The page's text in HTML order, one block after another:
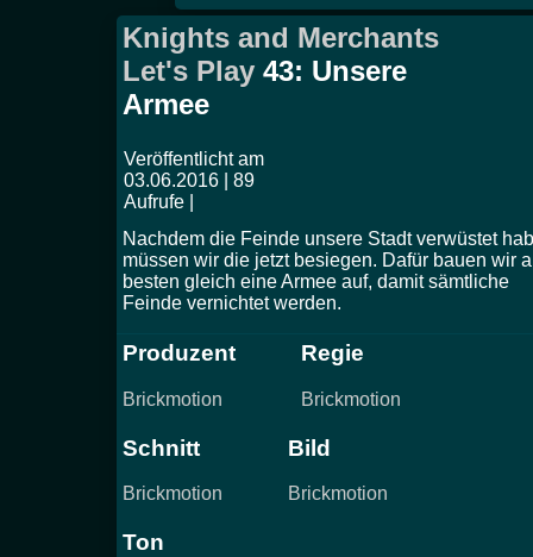
Knights and Merchants
Let's Play 43: Unsere
Armee
Veröffentlicht am
03.06.2016 | 89
Aufrufe |
Nachdem die Feinde unsere Stadt verwüstet
müssen wir die jetzt besiegen. Dafür bauen wir
besten gleich eine Armee auf, damit sämtliche
Feinde vernichtet werden.
Produzent
Brickmotion
Regie
Brickmotion
Schnitt
Brickmotion
Bild
Brickmotion
Ton